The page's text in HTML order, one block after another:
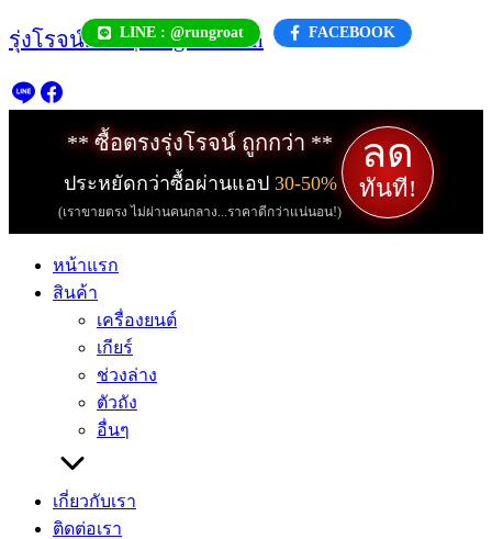
Skip
to
LINE : @rungroat FACEBOOK
รุ่งโรจน์.com | rungroat.com
** ซื้อตรงรุ่งโรจน์ ถูกกว่า **
ประหยัดกว่าซื้อผ่านแอป 30-50%
(เราขายตรง ไม่ผ่านคนกลาง...ราคาดีกว่าแน่นอน!)
ลด
ทันที!
หน้าแรก
สินค้า
เครื่องยนต์
เกียร์
ช่วงล่าง
ตัวถัง
อื่นๆ
เกี่ยวกับเรา
ติดต่อเรา